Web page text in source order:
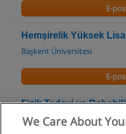
E-
Hemşirelik Yüksek
Başkent Üniversitesi
E-
Fizik Tedavi ve
Programı
We Care About